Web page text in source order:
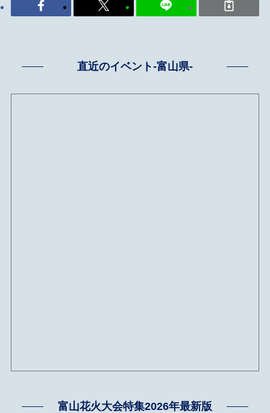
直近のイベント-富山県-
富山花火大会特集2026年最新版